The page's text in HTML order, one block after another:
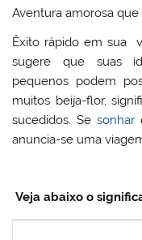
Aventura amorosa que
Êxito rápido em sua
sugere que suas
pequenos podem
muitos beija-flor,
sucedidos. Sesonhar
anuncia-se uma
Veja abaixo o